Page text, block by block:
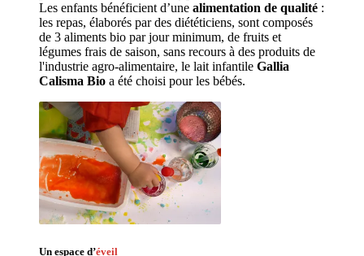
Les enfants bénéficient d’une alimentation de qualité :
les repas, élaborés par des diététiciens, sont composés
de 3 aliments bio par jour minimum, de fruits et
légumes frais de saison, sans recours à des produits de
l'industrie agro-alimentaire, le lait infantile Gallia
Calisma Bio a été choisi pour les bébés.
Un espace d’éveil